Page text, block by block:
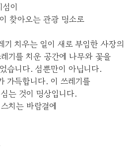
이
찾아오는 관광 명소로
기 치우는 일이 새로 부임한 사장의
기를 치운 공간에 나무와 꽃을
습니다. 섬뿐만이 아닙니다.
가득합니다. 이 쓰레기를
는 것이 명상입니다.
치는 바람결에